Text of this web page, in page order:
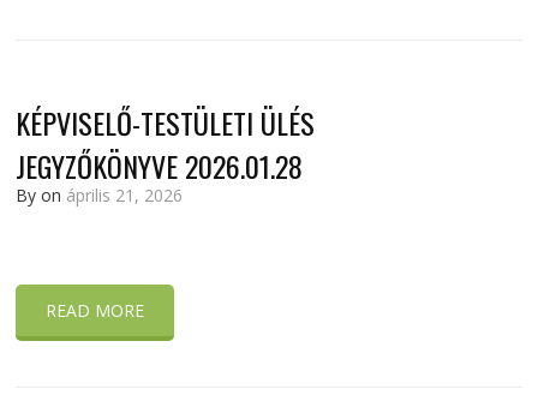
KÉPVISELŐ-TESTÜLETI ÜLÉS
JEGYZŐKÖNYVE 2026.01.28
Byon április 21, 2026
READ MORE